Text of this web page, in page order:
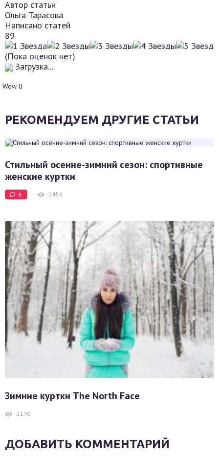
Автор статьи
Ольга Тарасова
Написано статей
89
(Пока оценок нет)
Загрузка...
Wow 0
РЕКОМЕНДУЕМ ДРУГИЕ СТАТЬИ
Стильный осенне-зимний сезон: спортивные
женские куртки
4 2456
Зимние куртки The North Face
2170
ДОБАВИТЬ КОММЕНТАРИЙ